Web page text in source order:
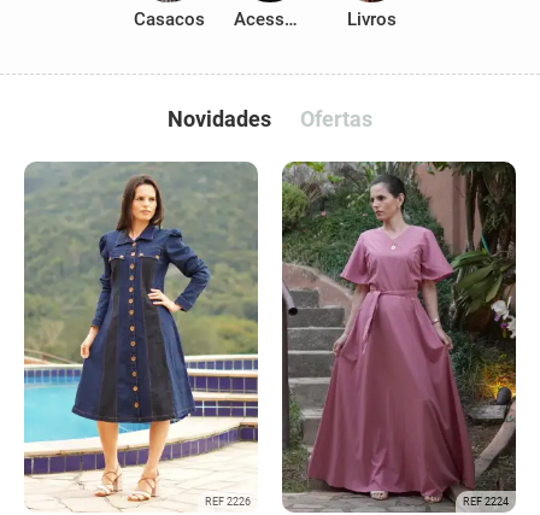
Casacos Acessórios Livros
Novidades Ofertas
REF 2226 REF 2224